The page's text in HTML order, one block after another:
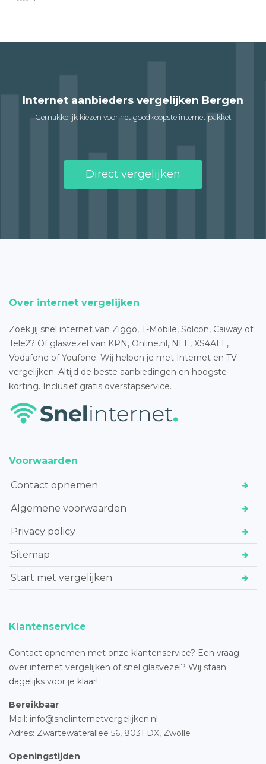
Internet aanbieders vergelijken Bergen
Gemakkelijk kiezen voor het goedkoopste internet pakket
Direct vergelijken
Over internet vergelijken
Zoek jij snel internet van Ziggo, T-Mobile, Solcon, Caiway of
Tele2? Of glasvezel van KPN, Online.nl, NLE, XS4ALL,
Vodafone of Youfone. Wij helpen je met Internet en TV
vergelijken. Altijd de beste aanbiedingen en hoogste
korting. Inclusief gratis overstapservice.
Voorwaarden
Contact opnemen
Algemene voorwaarden
Privacy policy
Sitemap
Start met vergelijken
Klantenservice
Contact opnemen met onze klantenservice? Een vraag
over internet vergelijken of snel glasvezel? Wij staan
dagelijks voor je klaar!
Bereikbaar
Mail: info@snelinternetvergelijken.nl
Adres: Zwartewaterallee 56, 8031 DX, Zwolle
Openingstijden